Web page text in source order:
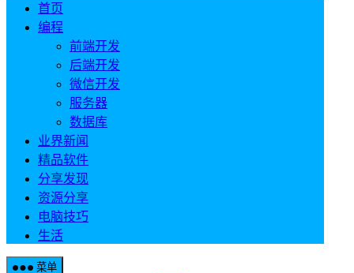
首页
编程
前端开发
后端开发
微信开发
服务器
数据库
业界新闻
精品软件
分享发现
资源分享
电脑技巧
生活
菜单